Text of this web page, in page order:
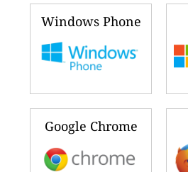
Windows Phone
Google Chrome